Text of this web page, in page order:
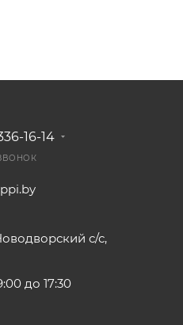
16-14
с/с,
до 17:30